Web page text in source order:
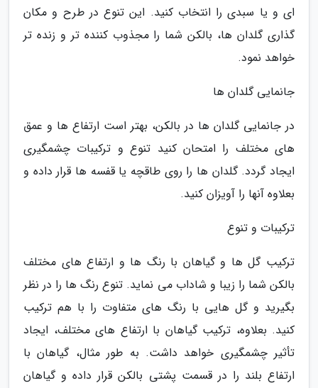
ای و یا سبدی را انتخاب کنید. این تنوع در طرح و مکان
گذاری گلدان ها، بالکن شما را مجذوب کننده تر و زنده تر
خواهد نمود.
جانمایی گلدان ها
در جانمایی گلدان ها در بالکن، بهتر است ارتفاع ها و عمق
های مختلف را امتحان کنید تنوع و ترکیبات چشمگیری
ایجاد گردد. گلدان ها را روی طاقچه یا قفسه ها قرار داده و
بعلاوه آنها را آویزان کنید.
ترکیبات و تنوع
ترکیب گل ها و گیاهان با رنگ ها و ارتفاع های مختلف
بالکن شما را زیبا و شاداب می نماید. تنوع رنگ ها را در نظر
بگیرید و گل هایی با رنگ های متفاوت را با هم ترکیب
کنید. بعلاوه، ترکیب گیاهان با ارتفاع های مختلف، ایجاد
تأثیر چشمگیری خواهد داشت. به طور مثال، گیاهان با
ارتفاع بلند را در قسمت پشتی بالکن قرار داده و گیاهان